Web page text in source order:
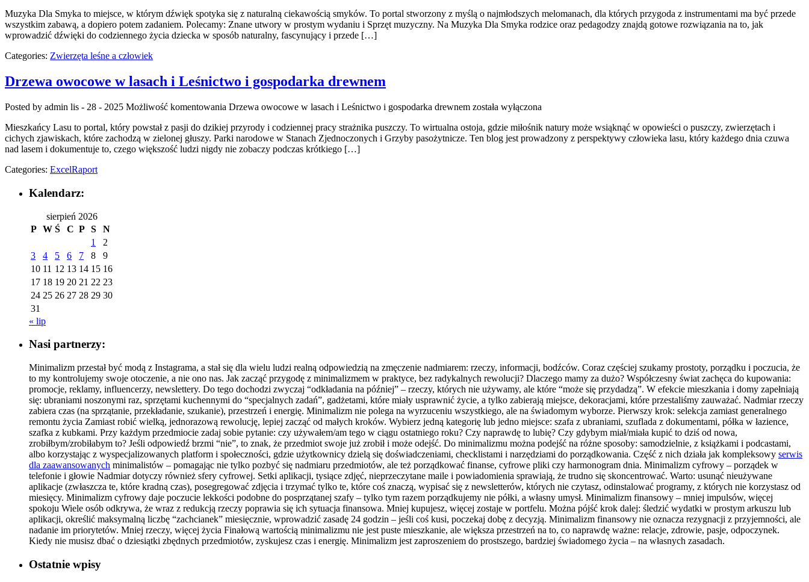
Muzyka Dla Smyka to miejsce, w którym dźwięk spotyka się z naturalną ciekawością smyków. To portal stworzony z myślą o najmłodszych melomanach, dla których przygoda z instrumentami ma być przede
wszystkim zabawą, a dopiero potem zadaniem. Polecamy: Znane utwory w prostym wydaniu i Sprzęt muzyczny. Na Muzyka Dla Smyka rodzice oraz pedagodzy znajdą gotowe rozwiązania na to, jak
wprowadzić dźwięki do codziennego życia dziecka w sposób naturalny, fascynujący i przede […]
Categories: Zwierzęta leśne a człowiek
Drzewa owocowe w lasach i Leśnictwo i gospodarka drewnem
Posted by admin lis - 28 - 2025 Możliwość komentowania Drzewa owocowe w lasach i Leśnictwo i gospodarka drewnem została wyłączona
Mieszkańcy Lasu to portal, który powstał z pasji do dzikiej przyrody i codziennej pracy strażnika puszczy. To wirtualna ostoja, gdzie miłośnik natury może wsiąknąć w opowieści o puszczy, zwierzętach i
cichych zjawiskach, które zachodzą w zielonej głuszy. Parki narodowe w Stanach Zjednoczonych i Grzyby pasożytnicze. Ten blog jest prowadzony z perspektywy człowieka lasu, który każdego dnia czuwa
nad lasem i dokumentuje to, czego większość ludzi nigdy nie zobaczy podczas krótkiego […]
Categories: ExcelRaport
Kalendarz:
sierpień 2026
P W Ś C P S
N
1
2
3
4 5 6 7 8
9
10 11 12 13 14 15 16
17 18 19 20 21 22 23
24 25 26 27 28 29 30
31
« lip
Nasi partnerzy:
Minimalizm przestał być modą z Instagrama, a stał się dla wielu ludzi realną odpowiedzią na zmęczenie nadmiarem: rzeczy, informacji, bodźców. Coraz częściej szukamy prostoty, porządku i poczucia, że
to my kontrolujemy swoje otoczenie, a nie ono nas. Jak zacząć przygodę z minimalizmem w praktyce, bez radykalnych rewolucji? Dlaczego mamy za dużo? Współczesny świat zachęca do kupowania:
promocje, reklamy, influencerzy, newslettery. Do tego dochodzi zwyczaj “odkładania na później” – rzeczy, których nie używamy, ale które “może się przydadzą”. W efekcie mieszkania i domy zapełniają
się: ubraniami noszonymi raz, sprzętami kuchennymi do “specjalnych zadań”, gadżetami, które miały usprawnić życie, a tylko zabierają miejsce, dekoracjami, które przestaliśmy zauważać. Nadmiar rzeczy
zabiera czas (na sprzątanie, przekładanie, szukanie), przestrzeń i energię. Minimalizm nie polega na wyrzuceniu wszystkiego, ale na świadomym wyborze. Pierwszy krok: selekcja zamiast generalnego
remontu życia Zamiast robić wielką, jednorazową rewolucję, lepiej zacząć od małych kroków. Wybierz jedną kategorię lub jedno miejsce: szafa z ubraniami, szuflada z dokumentami, półka w łazience,
szafka z kubkami. Przy każdym przedmiocie zadaj sobie pytanie: czy używałem/am tego w ciągu ostatniego roku? Czy naprawdę to lubię? Czy gdybym miał/miała kupić to dziś od nowa,
zrobiłbym/zrobiłabym to? Jeśli odpowiedź brzmi “nie”, to znak, że przedmiot swoje już zrobił i może odejść. Do minimalizmu można podejść na różne sposoby: samodzielnie, z książkami i podcastami,
albo korzystając z wyspecjalizowanych platform i społeczności, gdzie użytkownicy dzielą się doświadczeniami, checklistami i narzędziami do porządkowania. Część z nich działa jak kompleksowy serwis
dla zaawansowanych minimalistów – pomagając nie tylko pozbyć się nadmiaru przedmiotów, ale też porządkować finanse, cyfrowe pliki czy harmonogram dnia. Minimalizm cyfrowy – porządek w
telefonie i głowie Nadmiar dotyczy również sfery cyfrowej. Setki aplikacji, tysiące zdjęć, nieprzeczytane maile i powiadomienia sprawiają, że trudno się skoncentrować. Warto: usunąć nieużywane
aplikacje (zwłaszcza te, które kradną czas), posegregować zdjęcia i trzymać tylko te, które coś znaczą, wypisać się z newsletterów, których nie czytasz, odinstalować programy, z których nie korzystasz od
miesięcy. Minimalizm cyfrowy daje poczucie lekkości podobne do posprzątanej szafy – tylko tym razem porządkujemy nie półki, a własny umysł. Minimalizm finansowy – mniej impulsów, więcej
spokoju Wiele osób odkrywa, że wraz z redukcją rzeczy poprawia się ich sytuacja finansowa. Mniej kupujesz, więcej zostaje w portfelu. Można pójść krok dalej: śledzić wydatki w prostym arkuszu lub
aplikacji, określić maksymalną liczbę “zachcianek” miesięcznie, wprowadzić zasadę 24 godzin – jeśli coś kusi, poczekaj dobę z decyzją. Minimalizm finansowy nie oznacza rezygnacji z przyjemności, ale
nadanie im priorytetów. Mniej rzeczy, więcej życia Finałową wartością minimalizmu nie jest puste mieszkanie, ale większa przestrzeń na to, co naprawdę ważne: relacje, zdrowie, pasje, odpoczynek.
Kiedy nie musisz dbać o dziesiątki zbędnych przedmiotów, zyskujesz czas i energię. Minimalizm jest zaproszeniem do prostszego, bardziej świadomego życia – na własnych zasadach.
Ostatnie wpisy